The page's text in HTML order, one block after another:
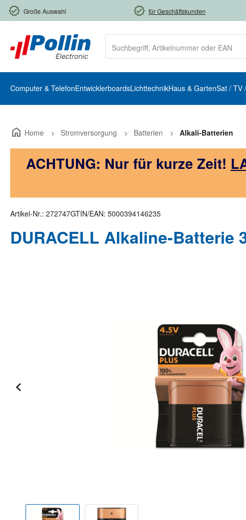
Hauptinhalt springen
Zur Suche springen
Zur Hauptnavigation springen
Große Auswahl für Geschäftskunden
Computer & TelefonEntwicklerboardsLichttechnikHaus & GartenSat / TV
Home Stromversorgung Batterien Alkali-Batterien
ACHTUNG: Nur für kurze Zeit!
Artikel-Nr.: 272747GTIN/EAN: 5000394146235
DURACELL Alkaline-Batterie